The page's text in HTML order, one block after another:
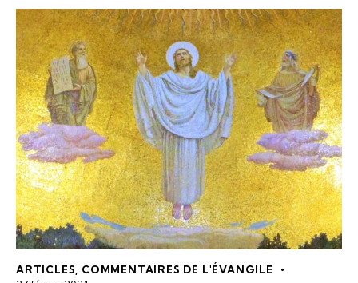
ARTICLES COMMENTAIRES DE L'ÉVANGILE